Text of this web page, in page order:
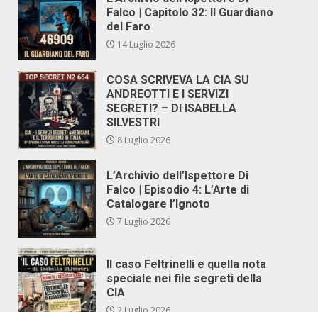
Falco | Capitolo 32: Il Guardiano
del Faro
14 Luglio 2026
COSA SCRIVEVA LA CIA SU
ANDREOTTI E I SERVIZI
SEGRETI? – DI ISABELLA
SILVESTRI
8 Luglio 2026
L’Archivio dell’Ispettore Di
Falco | Episodio 4: L’Arte di
Catalogare l’Ignoto
7 Luglio 2026
Il caso Feltrinelli e quella nota
speciale nei file segreti della
CIA